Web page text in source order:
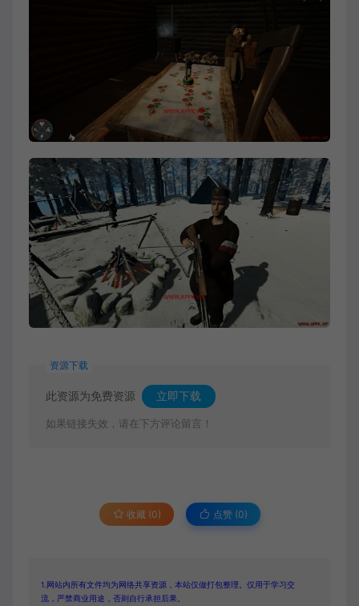
资源下载
此资源为免费资源 立即下载
如果链接失效，请在下方评论留言！
收藏 (0) 点赞 (0)
1.网站内所有文件均为网络共享资源，本站仅做打包整理。仅用于学习交
流，严禁商业用途，否则自行承担后果。